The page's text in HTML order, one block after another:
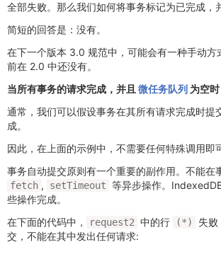
全部失败。那么我们如何将事务标记为已完成，
简短的回答是：没有。
在下一个版本 3.0 规范中，可能会有一种手动方
前在 2.0 中还没有。
当所有事务的请求完成，并且 微任务队列 为空时
通常，我们可以假设事务在其所有请求完成时提
成。
因此，在上面的示例中，不需要任何特殊调用即
事务自动提交原则有一个重要的副作用。不能在
fetch , setTimeout 等异步操作。
些操作完成。
在下面的代码中，
request2 中的行 (*)
失败
交，不能在其中发出任何请求: